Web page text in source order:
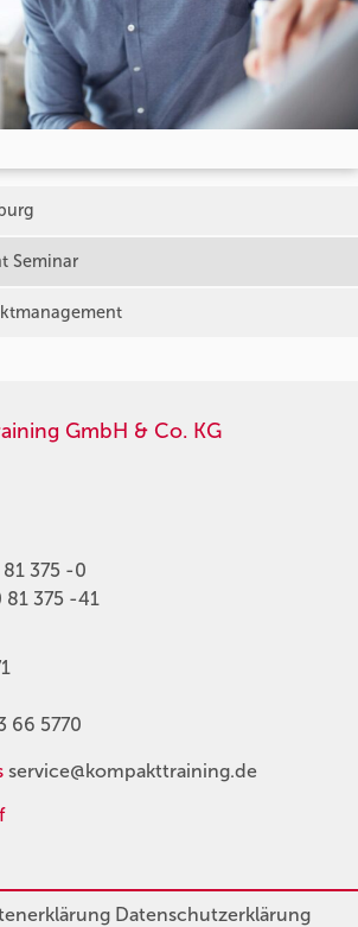
Seminar
GmbH & Co. KG
375 -0
81 375 -41
66 5770
service@kompakttraining.de
Datenschutzerklärung